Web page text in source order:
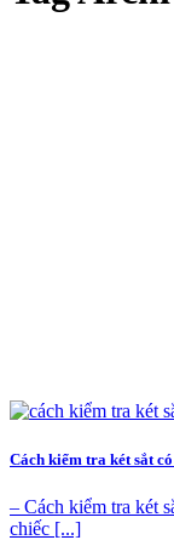
Cách kiểm tra két sắt
– Cách kiểm tra két
chiếc [...]